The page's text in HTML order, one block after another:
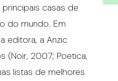
casas de
do mundo. Em
editora, a Anzic
(Noir, 2007; Poetica,
listas de melhores